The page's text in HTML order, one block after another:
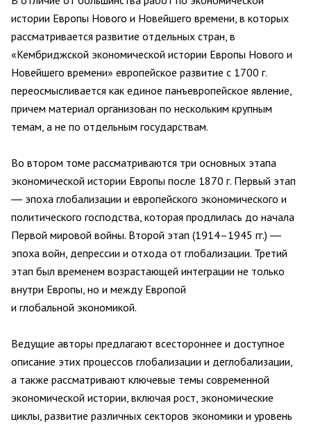
истории Европы Нового и Новейшего времени, в которых
рассматривается развитие отдельных стран, в
«Кембриджской экономической истории Европы Нового и
Новейшего времени» европейское развитие с 1700 г.
переосмысливается как единое панъевропейское явление,
причем материал организован по нескольким крупным
темам, а не по отдельным государствам.
Во втором томе рассматриваются три основных этапа
экономической истории Европы после 1870 г. Первый этап
― эпоха глобализации и европейского экономического и
политического господства, которая продлилась до начала
Первой мировой войны. Второй этап (1914–1945 гг.) ―
эпоха войн, депрессии и отхода от глобализации. Третий
этап был временем возрастающей интеграции не только
внутри Европы, но и между Европой
и глобальной экономикой.
Ведущие авторы предлагают всестороннее и доступное
описание этих процессов глобализации и деглобализации,
а также рассматривают ключевые темы современной
экономической истории, включая рост, экономические
циклы, развитие различных секторов экономики и уровень